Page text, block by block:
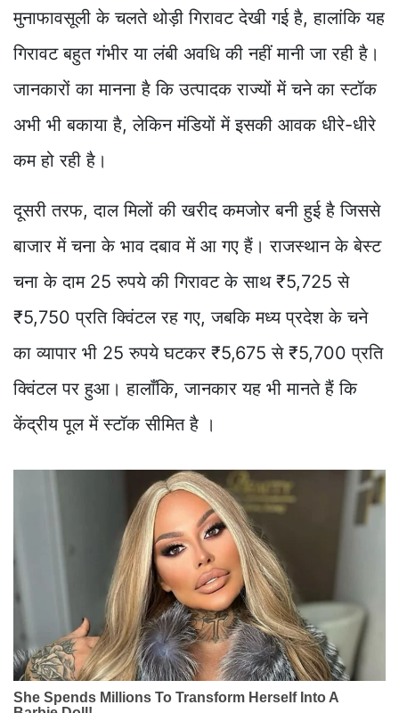
मुनाफावसूली के चलते थोड़ी गिरावट देखी गई है, हालांकि यह
गिरावट बहुत गंभीर या लंबी अवधि की नहीं मानी जा रही है।
जानकारों का मानना है कि उत्पादक राज्यों में चने का स्टॉक
अभी भी बकाया है, लेकिन मंडियों में इसकी आवक धीरे-धीरे
कम हो रही है।
दूसरी तरफ, दाल मिलों की खरीद कमजोर बनी हुई है जिससे
बाजार में चना के भाव दबाव में आ गए हैं। राजस्थान के बेस्ट
चना के दाम 25 रुपये की गिरावट के साथ ₹5,725 से
₹5,750 प्रति क्विंटल रह गए, जबकि मध्य प्रदेश के चने
का व्यापार भी 25 रुपये घटकर ₹5,675 से ₹5,700 प्रति
क्विंटल पर हुआ। हालाँकि, जानकार यह भी मानते हैं कि
केंद्रीय पूल में स्टॉक सीमित है ।